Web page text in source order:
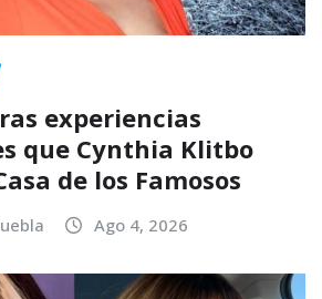
experiencias
que Cynthia Klitbo
de los Famosos
Ago 4, 2026